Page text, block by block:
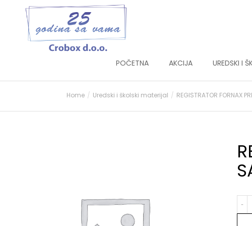
POČETNA AKCIJA UREDSKI I
You are here:
Home Uredski i školski materijal REGISTRATOR FORNAX